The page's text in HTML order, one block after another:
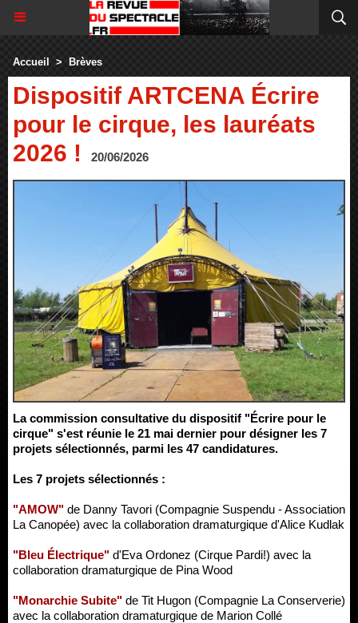
Accueil > Brèves
Dispositif ARTCENA Écrire
pour le cirque, les lauréats
2026 !
20/06/2026
La commission consultative du dispositif "Écrire pour le
cirque" s'est réunie le 21 mai dernier pour désigner les 7
projets sélectionnés, parmi les 47 candidatures.
Les 7 projets sélectionnés :
"AMOW" de Danny Tavori (Compagnie Suspendu - Association
La Canopée) avec la collaboration dramaturgique d'Alice Kudlak
"Bleu Électrique" d'Eva Ordonez (Cirque Pardi!) avec la
collaboration dramaturgique de Pina Wood
"Monarchie Subite" de Tit Hugon (Compagnie La Conserverie)
avec la collaboration dramaturgique de Marion Collé